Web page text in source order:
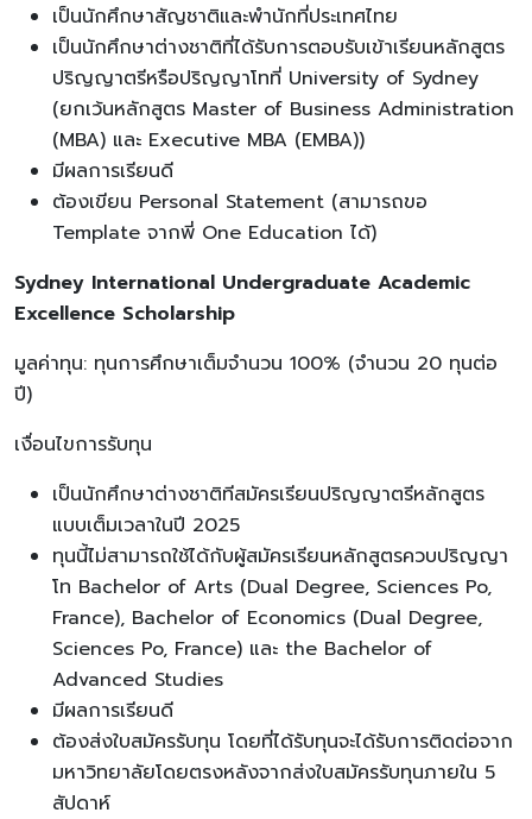
เป็นนักศึกษาสัญชาติและพำนักที่ประเทศไทย
เป็นนักศึกษาต่างชาติที่ได้รับการตอบรับเข้าเรียนหลักสูตร
ปริญญาตรีหรือปริญญาโทที่ University of Sydney
(ยกเว้นหลักสูตร Master of Business Administration
(MBA) และ Executive MBA (EMBA))
มีผลการเรียนดี
ต้องเขียน Personal Statement (สามารถขอ
Template จากพี่ One Education ได้)
Sydney International Undergraduate Academic
Excellence Scholarship
มูลค่าทุน: ทุนการศึกษาเต็มจำนวน 100% (จำนวน 20 ทุนต่อ
ปี)
เงื่อนไขการรับทุน
เป็นนักศึกษาต่างชาติทีสมัครเรียนปริญญาตรีหลักสูตร
แบบเต็มเวลาในปี 2025
ทุนนี้ไม่สามารถใช้ได้กับผู้สมัครเรียนหลักสูตรควบปริญญา
โท Bachelor of Arts (Dual Degree, Sciences Po,
France), Bachelor of Economics (Dual Degree,
Sciences Po, France) และ the Bachelor of
Advanced Studies
มีผลการเรียนดี
ต้องส่งใบสมัครรับทุน โดยที่ได้รับทุนจะได้รับการติดต่อจาก
มหาวิทยาลัยโดยตรงหลังจากส่งใบสมัครรับทุนภายใน 5
สัปดาห์